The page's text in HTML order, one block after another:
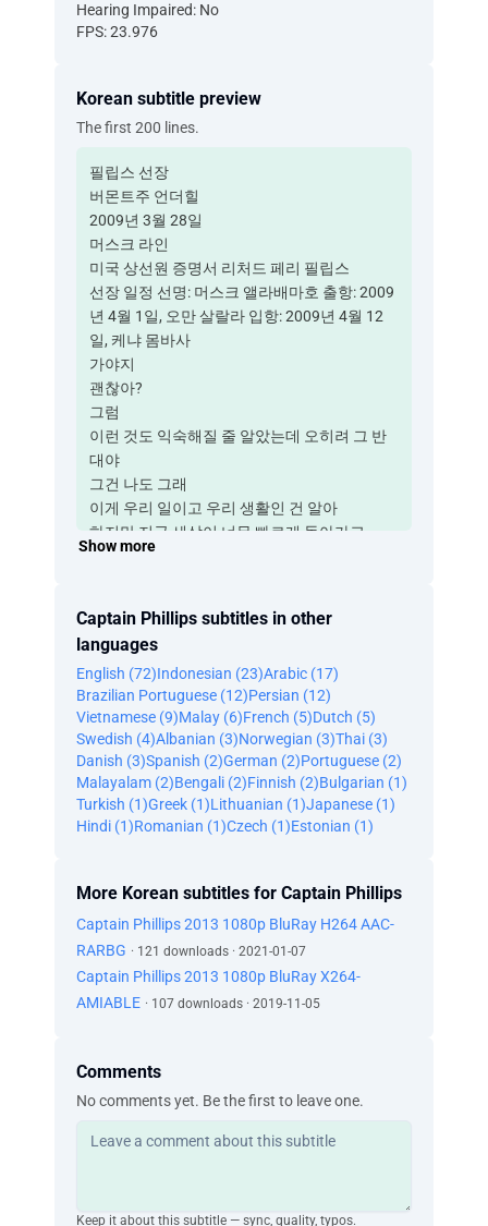
Hearing Impaired: No
FPS: 23.976
Korean subtitle preview
The first 200 lines.
필립스 선장
버몬트주 언더힐
2009년 3월 28일
머스크 라인
미국 상선원 증명서 리처드 페리 필립스
선장 일정 선명: 머스크 앨라배마호 출항: 2009
년 4월 1일, 오만 살랄라 입항: 2009년 4월 12
일, 케냐 몸바사
가야지
괜찮아?
그럼
이런 것도 익숙해질 줄 알았는데 오히려 그 반
대야
그건 나도 그래
이게 우리 일이고 우리 생활인 건 알아
하지만 지금 세상이 너무 빠르게 돌아가고
모든 게 빠르게 변하고 있어
실해
당신과 내가 살아온 곳과 전혀 다른 세상이거든
맞아
둘 다 잘 자라고는 있지만
대니가 공부를 등한시하는 건 걱정스럽기는 해
수업을 빼먹거나 하잖아
나중에 취업을 준비할 때 문제가 될 수도 있어
요즘 경쟁도 심한데
내가 처음 일 시작할 때는
회사들이 뭐든지 싸고 빠른 걸 원하고
일자리 하나 두고 50명씩 경쟁하지
무슨 말인지 알아
그래도 우리 애들은 괜찮겠지?
보안 관련 안내 방송입니다
소지품은 언제나 곁에 두고 계시길 바랍니다
방치된 짐은 수색을 받거나 손상 또는 압류될
Show more
Captain Phillips subtitles in other
languages
English (72)Indonesian (23)Arabic (17)
Brazilian Portuguese (12)Persian (12)
Vietnamese (9)Malay (6)French (5)Dutch (5)
Swedish (4)Albanian (3)Norwegian (3)Thai (3)
Danish (3)Spanish (2)German (2)Portuguese (2)
Malayalam (2)Bengali (2)Finnish (2)Bulgarian (1)
Turkish (1)Greek (1)Lithuanian (1)Japanese (1)
Hindi (1)Romanian (1)Czech (1)Estonian (1)
More Korean subtitles for Captain Phillips
Captain Phillips 2013 1080p BluRay H264 AAC-
RARBG · 121 downloads · 2021-01-07
Captain Phillips 2013 1080p BluRay X264-
AMIABLE · 107 downloads · 2019-11-05
Comments
No comments yet. Be the first to leave one.
Keep it about this subtitle — sync, quality, typos.